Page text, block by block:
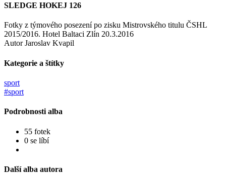
SLEDGE HOKEJ 126
Fotky z týmového posezení po zisku Mistrovského titulu ČSHL
2015/2016. Hotel Baltaci Zlín 20.3.2016
Autor Jaroslav Kvapil
Kategorie a štítky
sport
#sport
Podrobnosti alba
55 fotek
0 se líbí
Další alba autora